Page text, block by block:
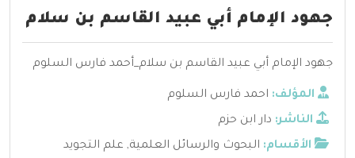
جهود الإمام أبي عبيد القاسم بن سلام
جهود الإمام أبي عبيد القاسم بن سلام_أحمد فارس السلوم
المؤلف: احمد فارس السلوم
الناشر: دار ابن حزم
الأقسام: البحوث والرسائل العلمية, علم التجويد